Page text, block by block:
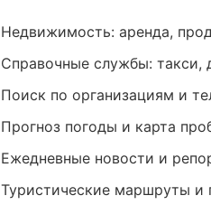
Недвижимость: аренда,
Справочные службы: такси,
Поиск по организациям и
Прогноз погоды и карта
Ежедневные новости и
Туристические маршруты и